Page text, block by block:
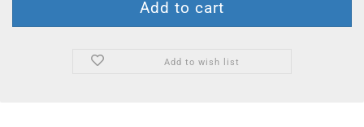
Add to wish list